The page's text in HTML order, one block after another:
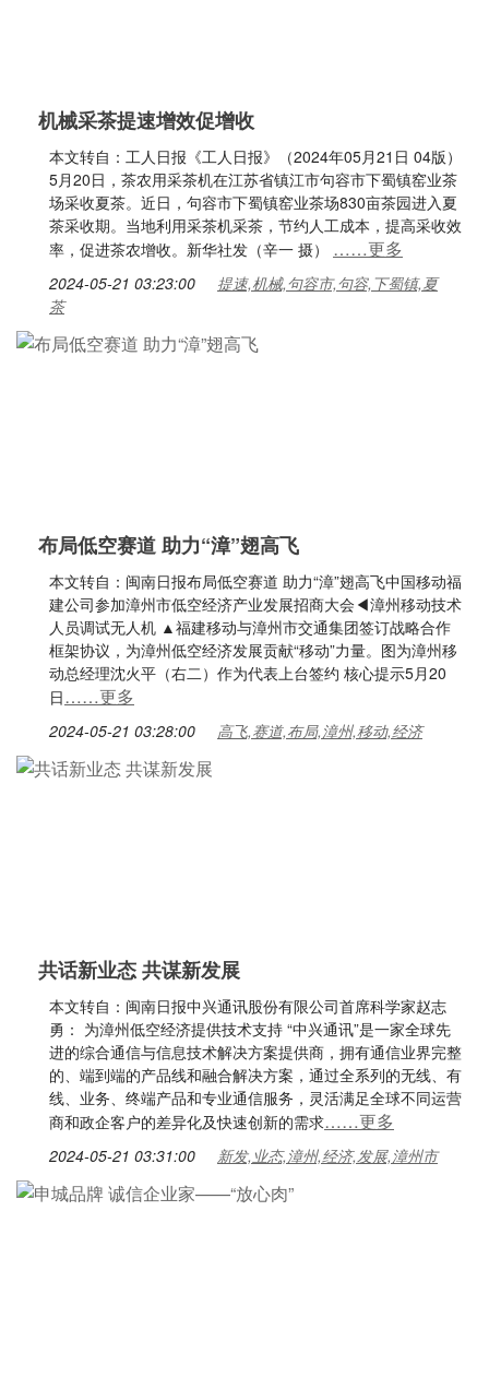
机械采茶提速增效促增收
本文转自：工人日报《工人日报》（2024年05月21日 04版）
5月20日，茶农用采茶机在江苏省镇江市句容市下蜀镇窑业茶
场采收夏茶。近日，句容市下蜀镇窑业茶场830亩茶园进入夏
茶采收期。当地利用采茶机采茶，节约人工成本，提高采收效
率，促进茶农增收。新华社发（辛一 摄） ……更多
2024-05-21 03:23:00
提速,机械,句容市,句容,下蜀镇,夏
茶
布局低空赛道 助力“漳”翅高飞
本文转自：闽南日报布局低空赛道 助力“漳”翅高飞中国移动福
建公司参加漳州市低空经济产业发展招商大会◀漳州移动技术
人员调试无人机 ▲福建移动与漳州市交通集团签订战略合作
框架协议，为漳州低空经济发展贡献“移动”力量。图为漳州移
动总经理沈火平（右二）作为代表上台签约 核心提示5月20
日……更多
2024-05-21 03:28:00 高飞,赛道,布局,漳州,移动,经济
共话新业态 共谋新发展
本文转自：闽南日报中兴通讯股份有限公司首席科学家赵志
勇： 为漳州低空经济提供技术支持 “中兴通讯”是一家全球先
进的综合通信与信息技术解决方案提供商，拥有通信业界完整
的、端到端的产品线和融合解决方案，通过全系列的无线、有
线、业务、终端产品和专业通信服务，灵活满足全球不同运营
商和政企客户的差异化及快速创新的需求……更多
2024-05-21 03:31:00 新发,业态,漳州,经济,发展,漳州市